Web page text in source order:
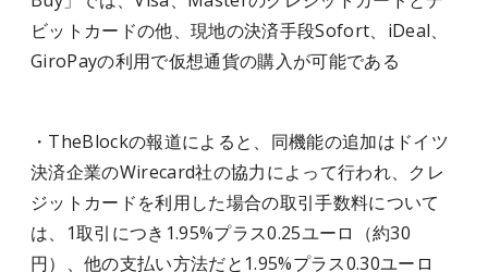
ビットカードの他、現地の決済手段Sofort、iDeal、
GiroPayの利用で仮想通貨の購入が可能である
・TheBlockの報道によると、同機能の追加はドイツ
決済企業のWirecard社の協力によって行われ、クレ
ジットカードを利用した場合の取引手数料について
は、1取引につき1.95%プラス0.25ユーロ（約30
円）、他の支払い方法だと1.95%プラス0.30ユーロ